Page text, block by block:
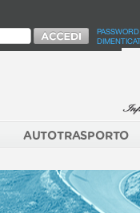
PASSWORD
AUTOTRASPORTO